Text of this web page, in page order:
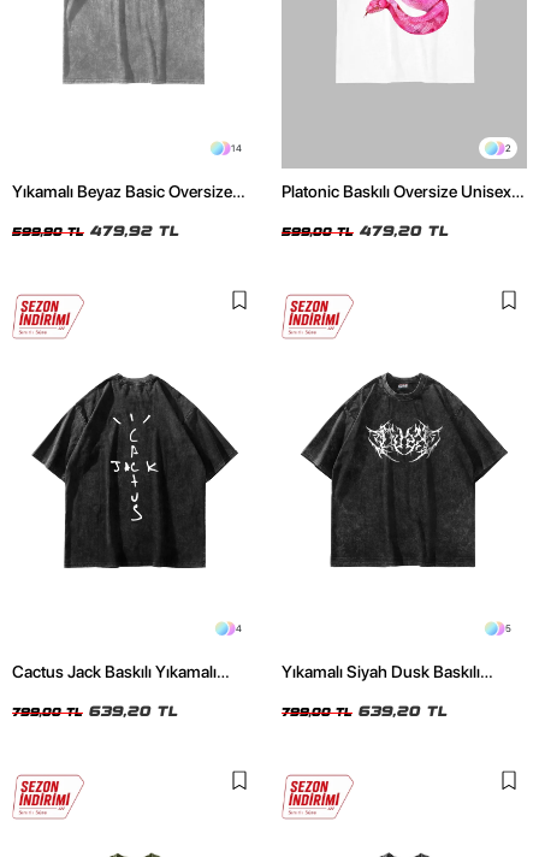
14
Yıkamalı Beyaz Basic Oversize
599,90 TL 479,92 TL
2
Platonic Baskılı Oversize Unisex
599,00 TL 479,20 TL
4
Cactus Jack Baskılı Yıkamalı
799,00 TL 639,20 TL
5
Yıkamalı Siyah Dusk Baskılı
799,00 TL 639,20 TL